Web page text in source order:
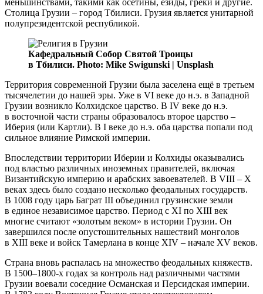
Столица Грузии – город Тбилиси. Грузия является унитарной
полупрезидентской республикой.
Кафедральный Собор Святой Троицы
в Тбилиси. Photo: Mike Swigunski | Unsplash
Территория современной Грузии была заселена ещё в третьем
тысячелетии до нашей эры. Уже в VI веке до н.э. в Западной
Грузии возникло Колхидское царство. В IV веке до н.э.
в восточной части страны образовалось второе царство –
Иберия (или Картли). В I веке до н.э. оба царства попали под
сильное влияние Римской империи.
Впоследствии территории Иберии и Колхиды оказывались
под властью различных иноземных правителей, включая
Византийскую империю и арабских завоевателей. В VIII – X
веках здесь было создано несколько феодальных государств.
В 1008 году царь Баграт III объединил грузинские земли
в единое независимое царство. Период с XI по XIII век
многие считают «золотым веком» в истории Грузии. Он
завершился после опустошительных нашествий монголов
в XIII веке и войск Тамерлана в конце XIV – начале XV веков.
Страна вновь распалась на множество феодальных княжеств.
В 1500–1800-х годах за контроль над различными частями
Грузии воевали соседние Османская и Персидская империи.